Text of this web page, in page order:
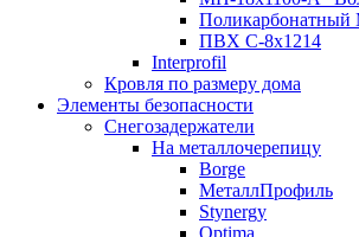
Поликарбонатный
ПВХ С-8х1214
Interprofil
Кровля по размеру дома
Элементы безопасности
Снегозадержатели
На металлочерепицу
Borge
МеталлПрофиль
Stynergy